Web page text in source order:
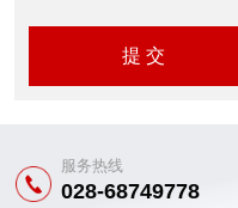
服务热线
028-68749778